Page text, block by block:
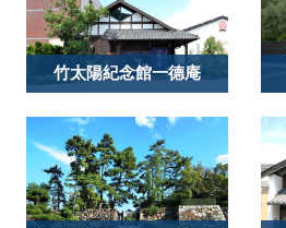
竹太陽紀念館一德庵